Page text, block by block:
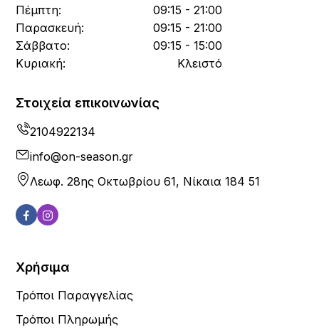
Πέμπτη:
09:15 - 21:00
Παρασκευή:
09:15 - 21:00
Σάββατο:
09:15 - 15:00
Κυριακή:
Κλειστό
Στοιχεία επικοινωνίας
2104922134
info@on-season.gr
Λεωφ. 28ης Οκτωβρίου 61, Νίκαια 184 51
Χρήσιμα
Τρόποι Παραγγελίας
Τρόποι Πληρωμής